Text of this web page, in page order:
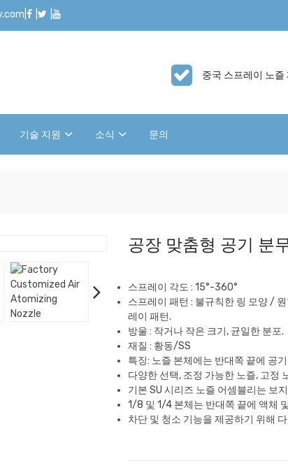
중국 스프레이 노즐
기술 지원 소식 문의
공장 맞춤형 공기 분
스프레이 각도 : 15°-360°
스프레이 패턴 : 불규칙한 링 모양 /
레이 패턴.
방울 : 작거나 작은 크기, 균일한 분포.
재질 : 황동/SS
특징: 노즐 본체에는 반대쪽 끝에 공
다양한 선택, 조정 가능한 노즐, 고정
기본 SU 시리즈 노즐 어셈블리는 보
1/8 및 1/4 본체는 반대쪽 끝에 액체
차단 및 청소 기능을 제공하기 위해